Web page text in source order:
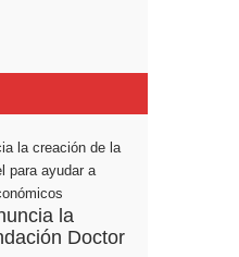
la
Doctor